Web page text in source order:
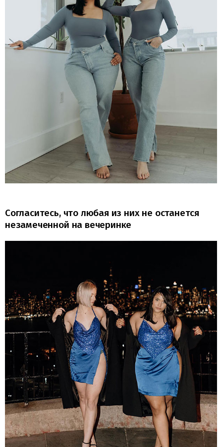
Согласитесь, что любая из них не останется
незамеченной на вечеринке